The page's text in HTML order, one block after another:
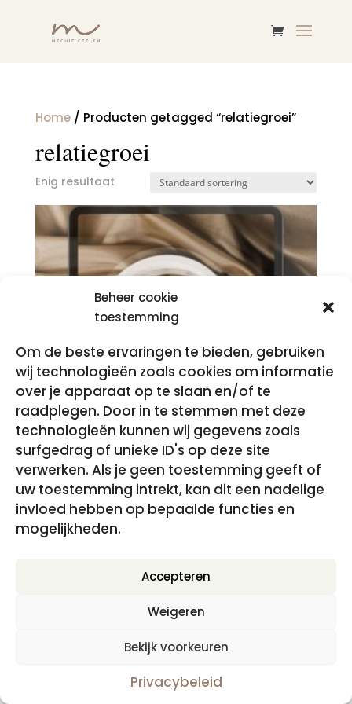
Beheer cookie
toestemming
Om de beste ervaringen te bieden, gebruiken
wij technologieën zoals cookies om informatie
over je apparaat op te slaan en/of te
raadplegen. Door in te stemmen met deze
technologieën kunnen wij gegevens zoals
surfgedrag of unieke ID's op deze site
verwerken. Als je geen toestemming geeft of
uw toestemming intrekt, kan dit een nadelige
invloed hebben op bepaalde functies en
mogelijkheden.
Accepteren
Weigeren
Bekijk voorkeuren
Privacybeleid
Home/ Producten getagged “relatiegroei”
relatiegroei
Enig resultaat
Hypnomeditatie – Terug naar Jezelf
€17.95 incl. BTW
Voorwaarden